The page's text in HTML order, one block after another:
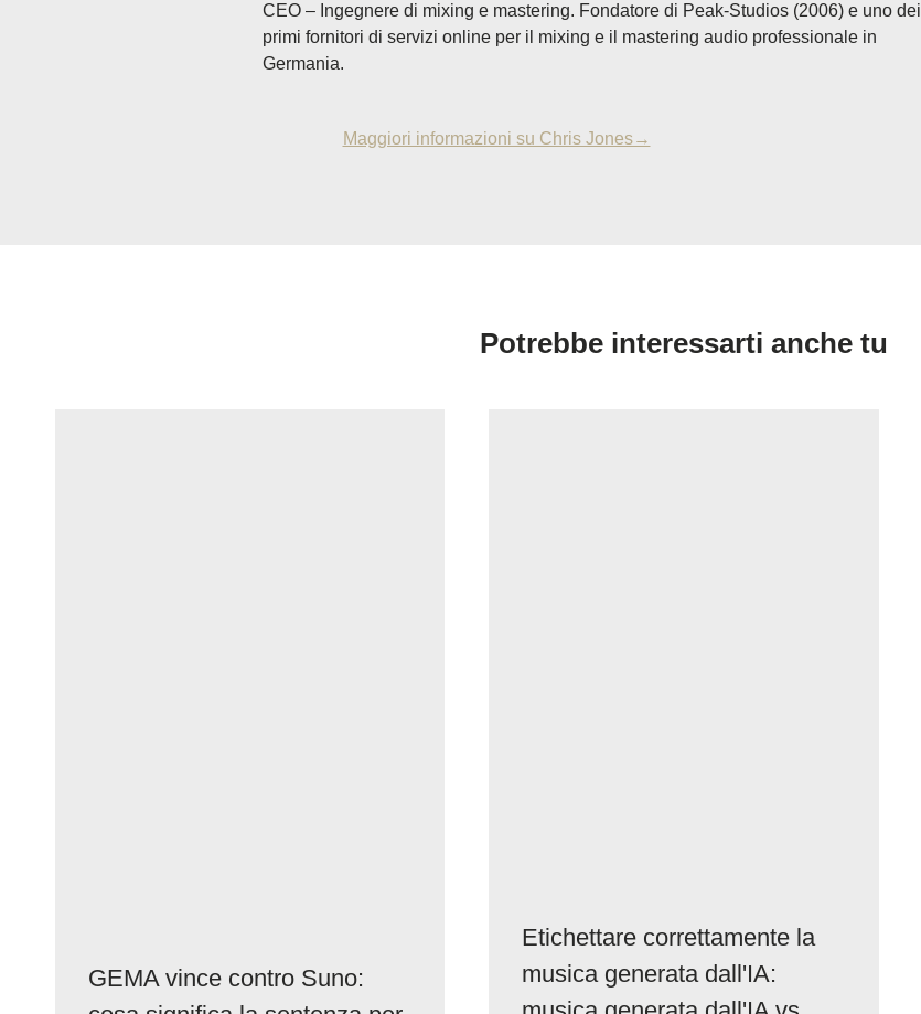
CEO – Ingegnere di mixing e mastering. Fondatore di Peak-Studios (2006) e uno dei
primi fornitori di servizi online per il mixing e il mastering audio professionale in
Germania.
Maggiori informazioni su Chris Jones→
Potrebbe interessarti anche tu
GEMA vince contro Suno:
Etichettare correttamente la
musica generata dall'IA: